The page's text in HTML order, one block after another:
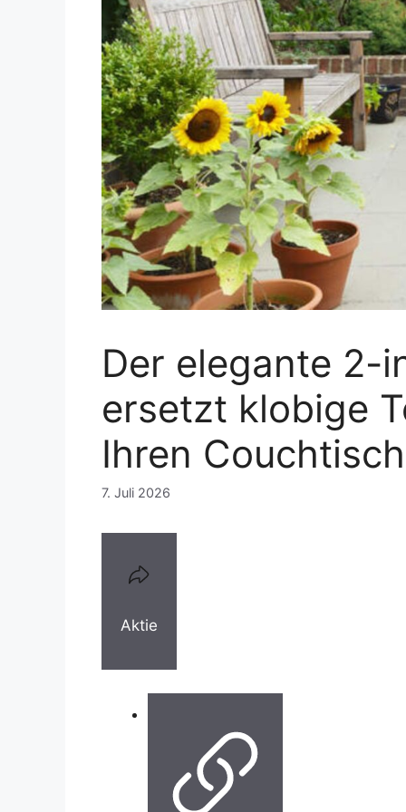
Der elegante 2-
ersetzt klobige
Ihren Couchtisch
7. Juli 2026
Aktie